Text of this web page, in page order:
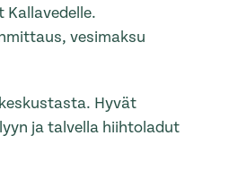
Kallavedelle.
vesimaksu
Hyvät
ja talvella hiihtoladut